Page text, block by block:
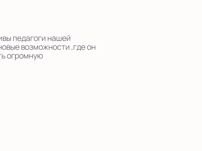
педагоги нашей
возможности ,где он
огромную